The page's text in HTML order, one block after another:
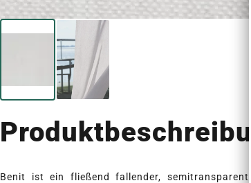
Benit ist ein fließend fallender,